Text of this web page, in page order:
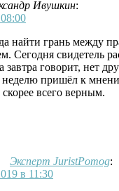
Ивушкин:
найти грань между
Сегодня свидетель
завтра говорит, нет
неделю пришёл к
всего верным.
Эксперт JuristPomog:
в 11:30